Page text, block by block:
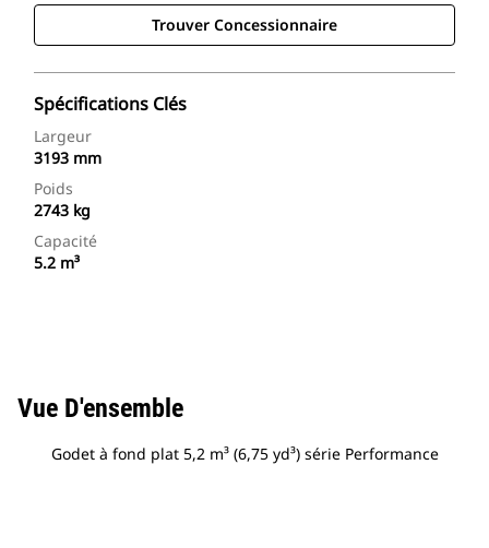
Trouver Concessionnaire
Spécifications Clés
Largeur
3193 mm
Poids
2743 kg
Capacité
5.2 m³
Vue D'ensemble
Godet à fond plat 5,2 m³ (6,75 yd³) série Performance